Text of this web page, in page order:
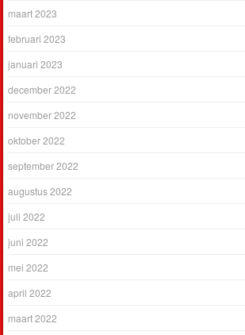
maart 2023
februari 2023
januari 2023
december 2022
november 2022
oktober 2022
september 2022
augustus 2022
juli 2022
juni 2022
mei 2022
april 2022
maart 2022